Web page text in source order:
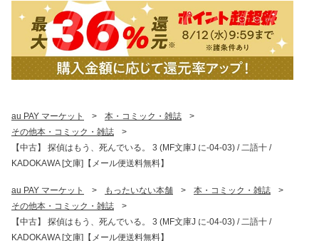
au PAY マーケット > 本・コミック・雑誌
>
その他本・コミック・雑誌
>
【中古】 探偵はもう、死んでいる。 3 (MF文庫J に-04-03) / 二語十 /
KADOKAWA [文庫]【メール便送料無料】
au PAY マーケット > もったいない本舗 > 本・コミック・雑誌
>
その他本・コミック・雑誌
>
【中古】 探偵はもう、死んでいる。 3 (MF文庫J に-04-03) / 二語十 /
KADOKAWA [文庫]【メール便送料無料】